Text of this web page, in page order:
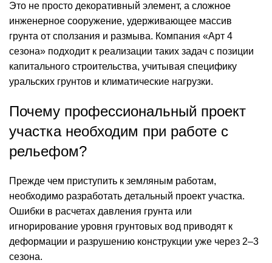
Это не просто декоративный элемент, а сложное
инженерное сооружение, удерживающее массив
грунта от сползания и размыва. Компания «Арт 4
сезона» подходит к реализации таких задач с позиции
капитального строительства, учитывая специфику
уральских грунтов и климатические нагрузки.
Почему профессиональный проект
участка необходим при работе с
рельефом?
Прежде чем приступить к земляным работам,
необходимо разработать детальный проект участка.
Ошибки в расчетах давления грунта или
игнорирование уровня грунтовых вод приводят к
деформации и разрушению конструкции уже через 2–3
сезона.